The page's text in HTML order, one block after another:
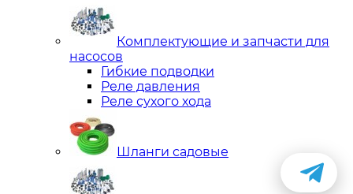
Комплектующие и запчасти для
насосов
Гибкие подводки
Реле давления
Реле сухого хода
Шланги садовые